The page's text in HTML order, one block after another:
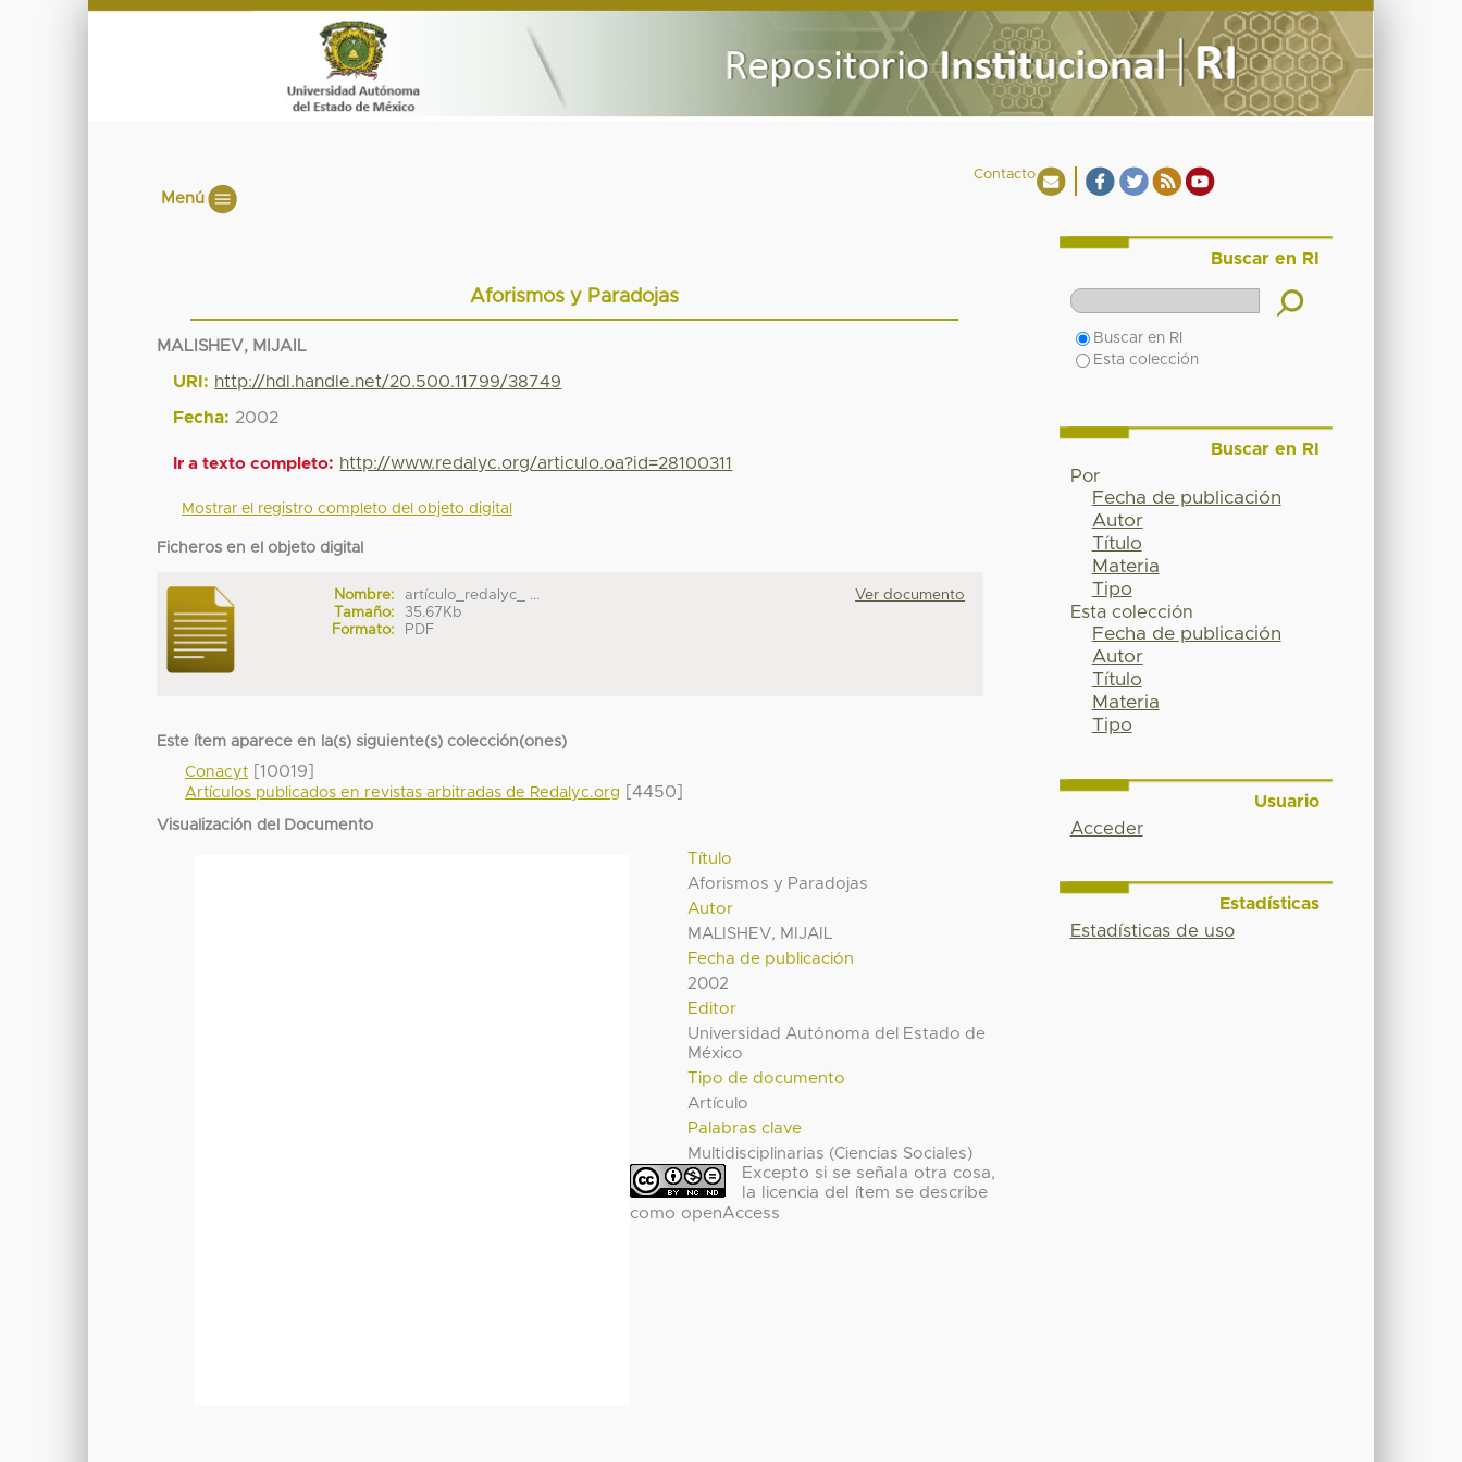
Contacto
Menú
Aforismos y Paradojas
MALISHEV, MIJAIL
URI: http://hdl.handle.net/20.500.11799/38749
Fecha: 2002
Ir a texto completo: http://www.redalyc.org/articulo.oa?id=28100311
Mostrar el registro completo del objeto digital
Ficheros en el objeto digital
Nombre:
artículo_redalyc_ ...
Tamaño:
35.67Kb
Formato:
PDF
Ver documento
Este ítem aparece en la(s) siguiente(s) colección(ones)
Conacyt [10019]
Artículos publicados en revistas arbitradas de Redalyc.org [4450]
Visualización del Documento
Título
Aforismos y Paradojas
Autor
MALISHEV, MIJAIL
Fecha de publicación
2002
Editor
Universidad Autónoma del Estado de
México
Tipo de documento
Artículo
Palabras clave
Multidisciplinarias (Ciencias Sociales)
Excepto si se señala otra cosa,
la licencia del ítem se describe
como openAccess
Buscar en RI
Buscar en RI
Esta colección
Buscar en RI
Por
Fecha de publicación
Autor
Título
Materia
Tipo
Esta colección
Fecha de publicación
Autor
Título
Materia
Tipo
Usuario
Acceder
Estadísticas
Estadísticas de uso